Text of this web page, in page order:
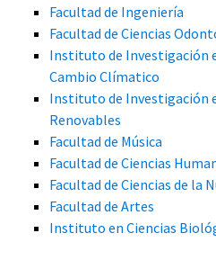
Facultad de Ingeniería
Facultad de Ciencias
Instituto de Investigación
Cambio Clímatico
Instituto de Investigación
Renovables
Facultad de Música
Facultad de Ciencias
Facultad de Ciencias de la
Facultad de Artes
Instituto en Ciencias